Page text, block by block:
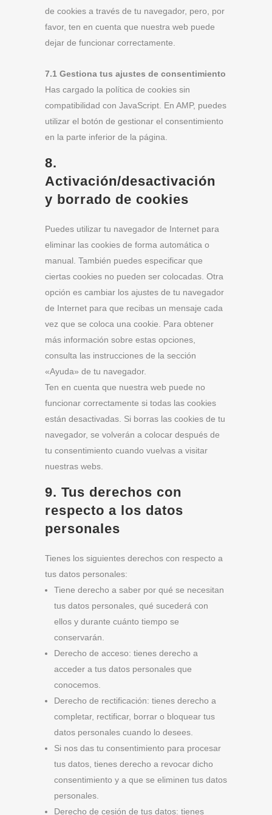
de cookies a través de tu navegador, pero, por
favor, ten en cuenta que nuestra web puede
dejar de funcionar correctamente.
7.1 Gestiona tus ajustes de consentimiento
Has cargado la política de cookies sin
compatibilidad con JavaScript. En AMP, puedes
utilizar el botón de gestionar el consentimiento
en la parte inferior de la página.
8.
Activación/desactivación
y borrado de cookies
Puedes utilizar tu navegador de Internet para
eliminar las cookies de forma automática o
manual. También puedes especificar que
ciertas cookies no pueden ser colocadas. Otra
opción es cambiar los ajustes de tu navegador
de Internet para que recibas un mensaje cada
vez que se coloca una cookie. Para obtener
más información sobre estas opciones,
consulta las instrucciones de la sección
«Ayuda» de tu navegador.
Ten en cuenta que nuestra web puede no
funcionar correctamente si todas las cookies
están desactivadas. Si borras las cookies de tu
navegador, se volverán a colocar después de
tu consentimiento cuando vuelvas a visitar
nuestras webs.
9. Tus derechos con
respecto a los datos
personales
Tienes los siguientes derechos con respecto a
tus datos personales:
Tiene derecho a saber por qué se necesitan
tus datos personales, qué sucederá con
ellos y durante cuánto tiempo se
conservarán.
Derecho de acceso: tienes derecho a
acceder a tus datos personales que
conocemos.
Derecho de rectificación: tienes derecho a
completar, rectificar, borrar o bloquear tus
datos personales cuando lo desees.
Si nos das tu consentimiento para procesar
tus datos, tienes derecho a revocar dicho
consentimiento y a que se eliminen tus datos
personales.
Derecho de cesión de tus datos: tienes